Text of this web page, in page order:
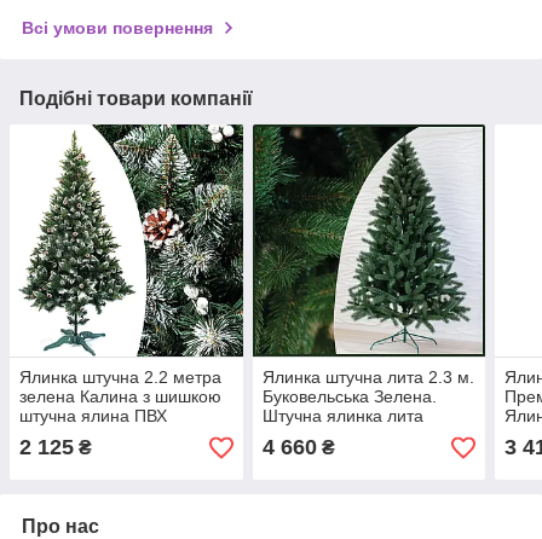
Всі умови повернення
Подібні товари компанії
Ялинка штучна 2.2 метра
зелена Калина з шишкою
штучна ялина ПВХ
2 125 ₴
Ялинка штучна лита 2.3 м.
Буковельська Зелена.
Штучна ялинка лита
зелена (як справжня)
4 660₴ 3
Про нас